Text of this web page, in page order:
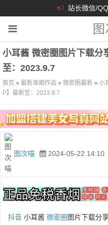
站长微信/
小耳酱 微密圈图片下载分
至：2023.9.7
首页 » 最新单期作品 » 微密圈最新 » 小
P】最新至：2023.9.7
图次喵 2024-05-22 14:10
抖音 小耳酱 微密圈 图片下载分